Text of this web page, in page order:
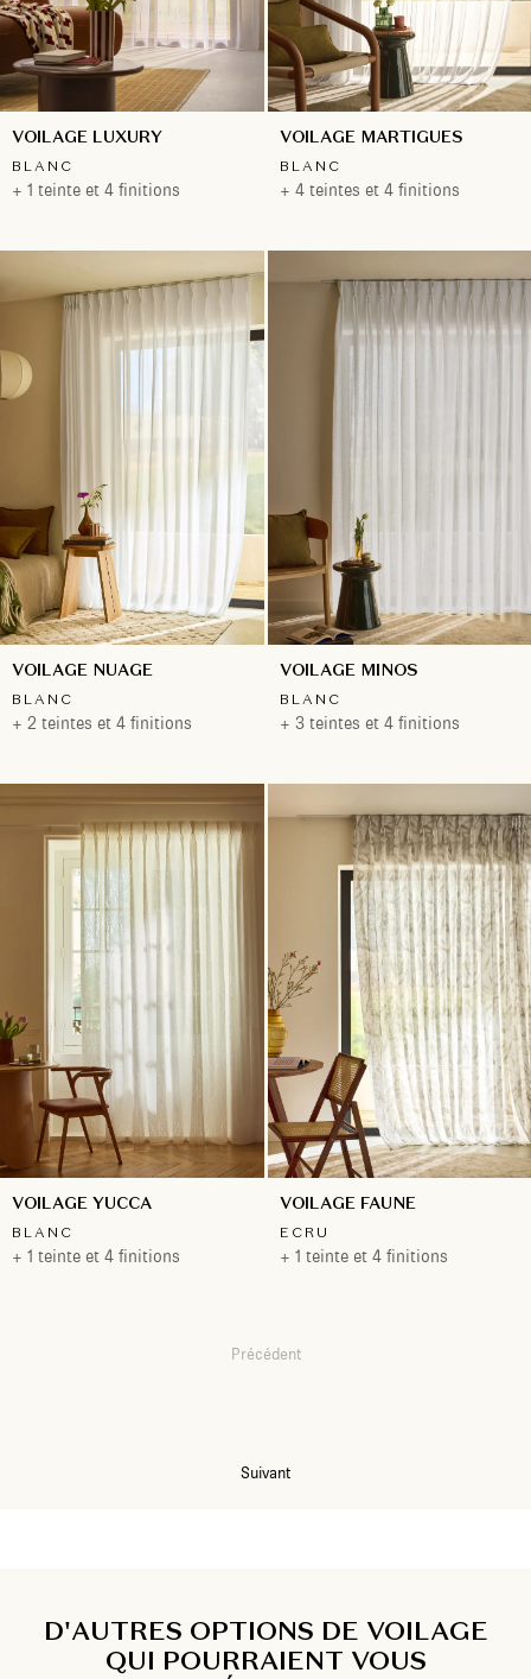
VOILAGE LUXURY
BLANC
+ 1 teinte et 4 finitions
VOILAGE MARTIGUES
BLANC
+ 4 teintes et 4 finitions
VOILAGE NUAGE
BLANC
+ 2 teintes et 4 finitions
VOILAGE MINOS
BLANC
+ 3 teintes et 4 finitions
VOILAGE YUCCA
BLANC
+ 1 teinte et 4 finitions
VOILAGE FAUNE
ECRU
+ 1 teinte et 4 finitions
Précédent
Suivant
D'AUTRES OPTIONS DE VOILAGE
QUI POURRAIENT VOUS